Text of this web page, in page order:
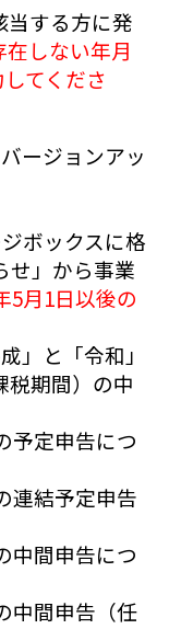
する方に発
在しない年月
てくださ
ージョンアッ
ボックスに格
せ」から事業
5月1日以後の
」と「令和」
税期間）の中
予定申告につ
連結予定申告
中間申告につ
中間申告（任